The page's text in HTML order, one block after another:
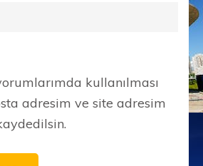
kullanılması
adresim ve site adresim